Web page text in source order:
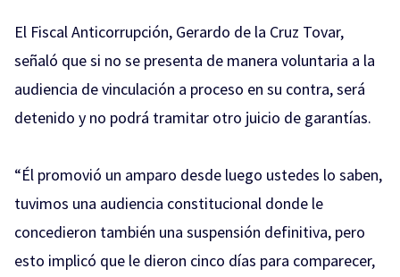
El Fiscal Anticorrupción, Gerardo de la Cruz Tovar,
señaló que si no se presenta de manera voluntaria a la
audiencia de vinculación a proceso en su contra, será
detenido y no podrá tramitar otro juicio de garantías.
“Él promovió un amparo desde luego ustedes lo saben,
tuvimos una audiencia constitucional donde le
concedieron también una suspensión definitiva, pero
esto implicó que le dieron cinco días para comparecer,